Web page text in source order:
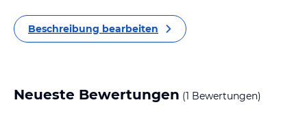
Beschreibung bearbeiten
Neueste Bewertungen (1 Bewertungen)